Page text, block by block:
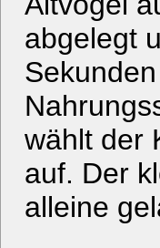
abgelegt
wählt der
auf. Der
alleine